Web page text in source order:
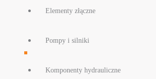
Elementy złączne
Pompy i silniki
Komponenty hydrauliczne